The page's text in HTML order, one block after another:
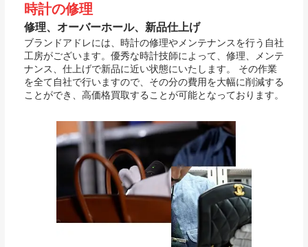
時計の修理
修理、オーバーホール、新品仕上げ
ブランドアドレには、時計の修理やメンテナンスを行う自社
工房がございます。優秀な時計技師によって、修理、メンテ
ナンス、仕上げで新品に近い状態にいたします。 その作業
を全て自社で行いますので、その分の費用を大幅に削減する
ことができ、高価格買取することが可能となっております。